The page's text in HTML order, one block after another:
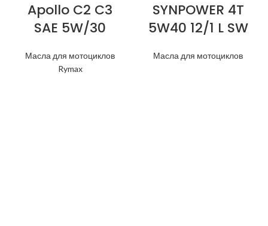
Apollo C2 C3
SAE 5W/30
Масла для мотоциклов
Rymax
SYNPOWER 4T
5W40 12/1 L SW
Масла для мотоциклов